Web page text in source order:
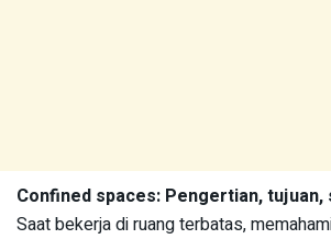
Confined spaces: Pengertian, tujuan,
Saat bekerja di ruang terbatas,